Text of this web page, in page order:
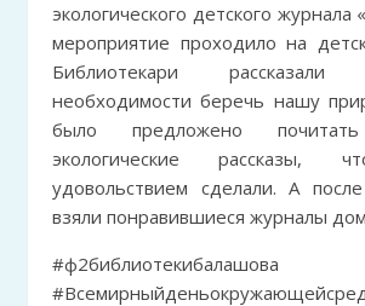
экологического детского журнала
мероприятие проходило на
Библиотекари
необходимости беречь нашу
было предложено
экологические
удовольствием сделали. А
взяли понравившиеся журналы
#ф2библиотекибалашова